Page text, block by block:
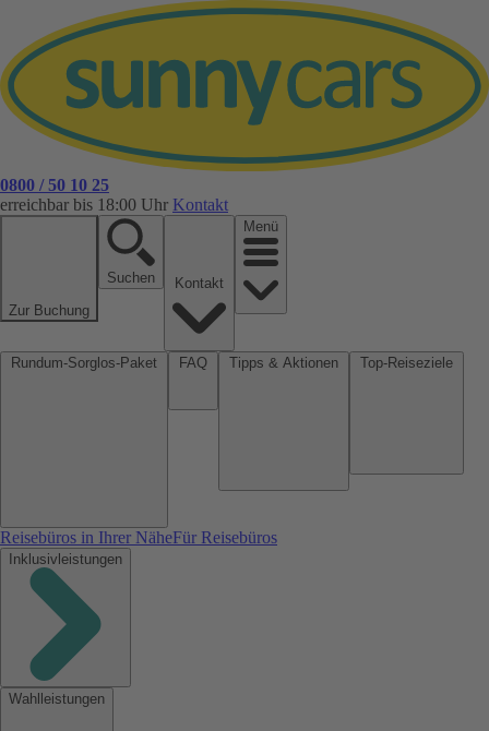
0800 / 50 10 25
erreichbar bis 18:00 Uhr Kontakt
Zur Buchung
Suchen
Menü
Reisebüros in Ihrer NäheFür Reisebüros
Inklusivleistungen
Wahlleistungen